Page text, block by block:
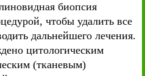
биопсия
чтобы удалить все
дальнейшего лечения.
цитологическим
(тканевым)